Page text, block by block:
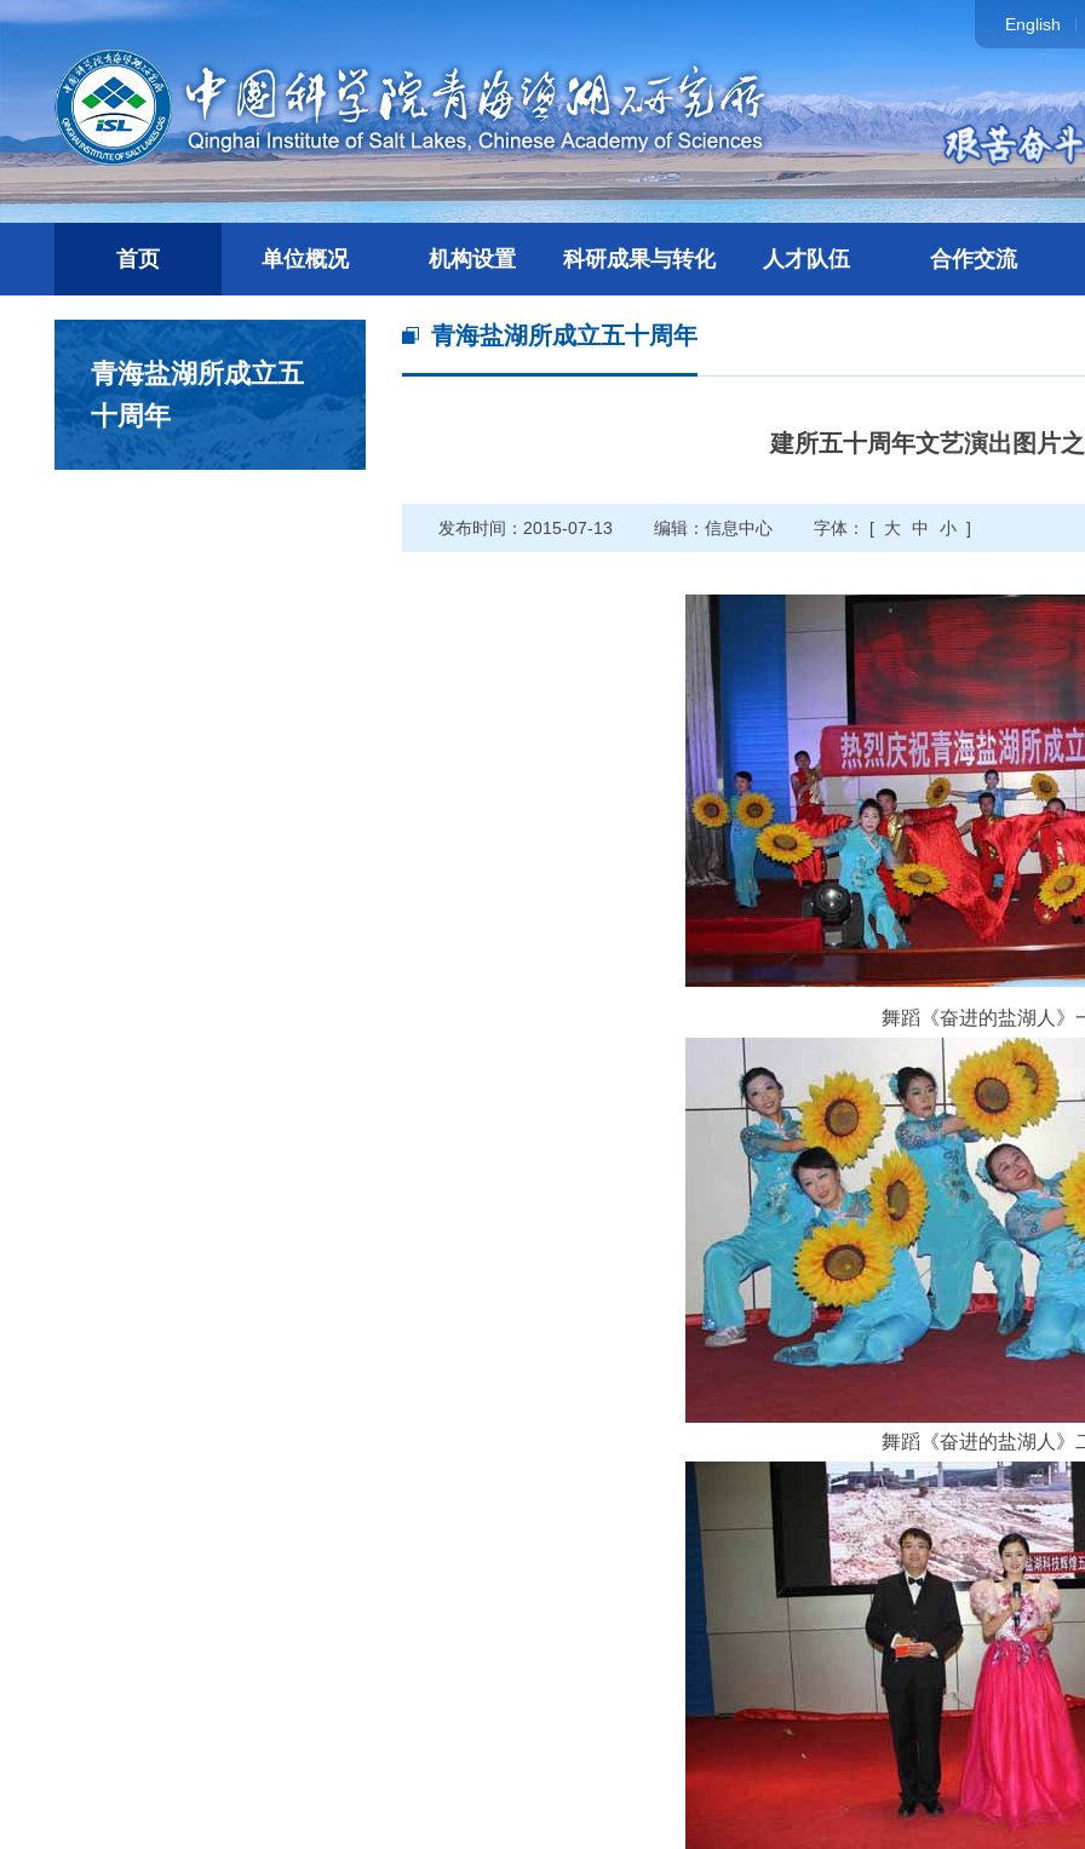
English
首页 单位概况 机构设置 科研成果与转化 人才队伍 合作交流
青海盐湖所成立五
十周年
青海盐湖所成立五十周年
建所五十周年文艺演出图片
发布时间：2015-07-13 编辑：信息中心 字体： [ 大 中 小 ]
舞蹈《奋进的盐湖人》
舞蹈《奋进的盐湖人》